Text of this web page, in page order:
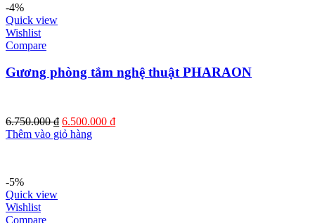
-4%
Quick view
Wishlist
Compare
Gương phòng tắm nghệ thuật PHARAON
6.750.000₫ Giá
gốc
6.500.000 ₫Giá
Thêm vào giỏ hàng
-5%
Quick view
Wishlist
Compare